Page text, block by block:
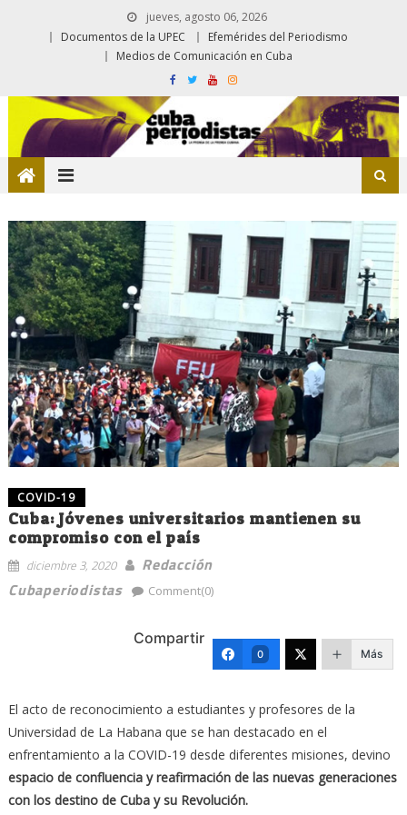
jueves, agosto 06, 2026
Documentos de la UPEC
Efemérides del Periodismo
Medios de Comunicación en Cuba
COVID-19
Cuba: Jóvenes universitarios mantienen su
compromiso con el país
diciembre 3, 2020
Redacción
Cubaperiodistas
Comment(0)
Compartir
0 Más
El acto de reconocimiento a estudiantes y profesores de la
Universidad de La Habana que se han destacado en el
enfrentamiento a la COVID-19 desde diferentes misiones, devino
espacio de confluencia y reafirmación de las nuevas generaciones
con los destino de Cuba y su Revolución.